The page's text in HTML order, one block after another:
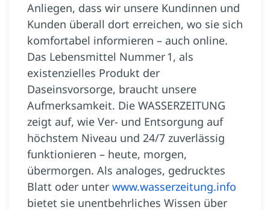
Anliegen, dass wir unsere Kundinnen und
Kunden überall dort erreichen, wo sie sich
komfortabel informieren – auch online.
Das Lebensmittel Nummer 1, als
existenzielles Produkt der
Daseinsvorsorge, braucht unsere
Aufmerksamkeit. Die WASSERZEITUNG
zeigt auf, wie Ver- und Entsorgung auf
höchstem Niveau und 24/7 zuverlässig
funktionieren – heute, morgen,
übermorgen. Als analoges, gedrucktes
Blatt oder unter www.wasserzeitung.info
bietet sie unentbehrliches Wissen über